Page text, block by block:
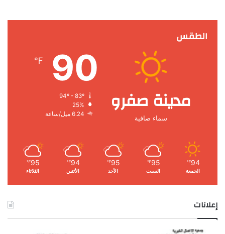
الطقس
مدينة صفرو
سماء صافية
90
℉
25%
6.24 ميل/ساعة
94
℉
الجمعة
95
℉
السبت
95
℉
الأحد
94
℉
الأثنين
95
℉
الثلاثاء
إعلانات